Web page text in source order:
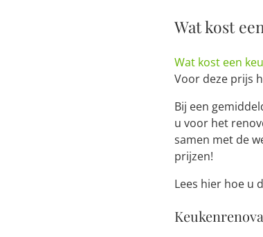
Wat kost
Wat kost een
Voor deze prijs
Bij een
u voor het
samen met de
prijzen!
Lees hier hoe u